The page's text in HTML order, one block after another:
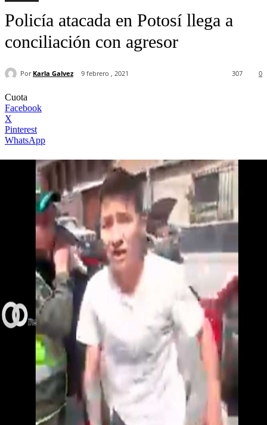
Policía atacada en Potosí llega a
conciliación con agresor
Por Karla Galvez 9 febrero , 2021 0
307
Cuota
Facebook
X
Pinterest
WhatsApp